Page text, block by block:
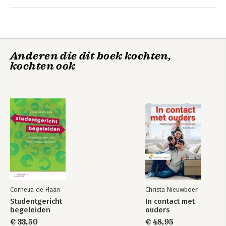
Andere boeken door Jakop Rigter
Het palet van de
psychologie
Handboek
bij kinderen en
jeugdigen
Anderen die dit boek kochten,
kochten ook
Cornelia de Haan
Studentgericht
begeleiden
€ 33,50
Christa Nieuwboer
In contact met
ouders
€ 48,95